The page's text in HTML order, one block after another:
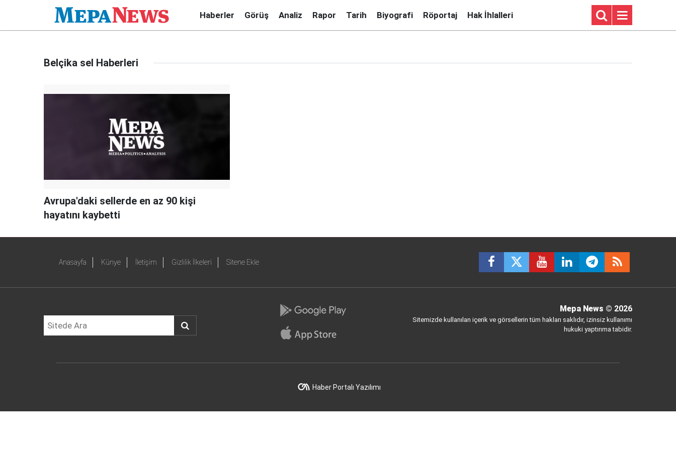
Haberler Görüş Analiz Rapor Tarih Biyografi Röportaj Hak İhlalleri
Belçika sel Haberleri
Avrupa'daki sellerde en az 90 kişi
hayatını kaybetti
Anasayfa Künye İletişim Gizlilik İlkeleri Sitene Ekle
Mepa News © 2026
Sitemizde kullanılan içerik ve görsellerin tüm hakları saklıdır, izinsiz kullanımı
hukuki yaptırıma tabidir.
Haber Portalı Yazılımı